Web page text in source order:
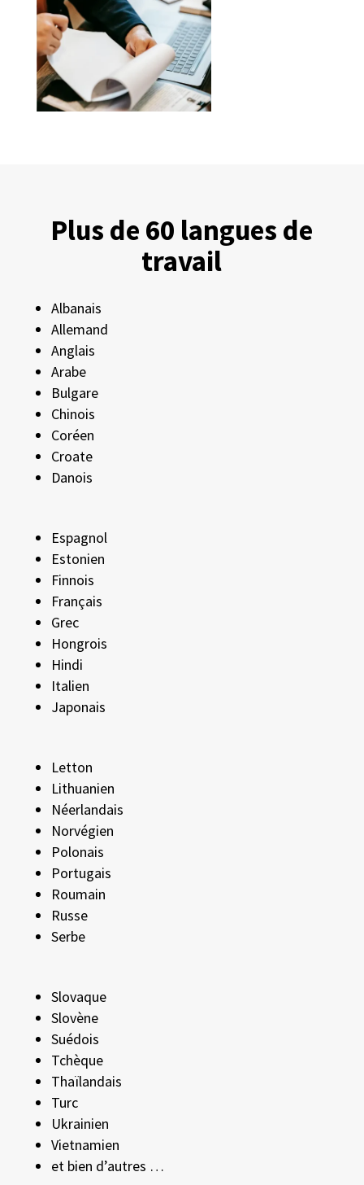
Plus de 60 langues de
travail
Albanais
Allemand
Anglais
Arabe
Bulgare
Chinois
Coréen
Croate
Danois
Espagnol
Estonien
Finnois
Français
Grec
Hongrois
Hindi
Italien
Japonais
Letton
Lithuanien
Néerlandais
Norvégien
Polonais
Portugais
Roumain
Russe
Serbe
Slovaque
Slovène
Suédois
Tchèque
Thaïlandais
Turc
Ukrainien
Vietnamien
et bien d’autres …